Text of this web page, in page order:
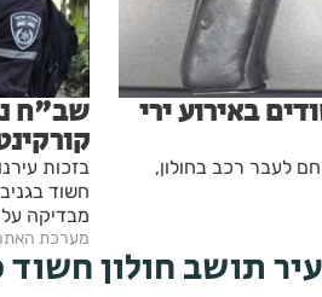
באירוע ירי
לעבר רכב בחולון,
שב"ח
בזכות
חשוד
מבדיקה
להאריך
מערכת
תושב חולון חשוד